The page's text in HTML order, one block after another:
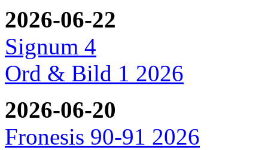
2026-06-22
Signum 4
Ord & Bild 1 2026
2026-06-20
Fronesis 90-91 2026